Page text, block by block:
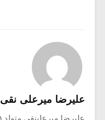
علیرضا میرعلی نقی
علیرضا میرعلینقی متولد ۱۳۴۵ در تهران